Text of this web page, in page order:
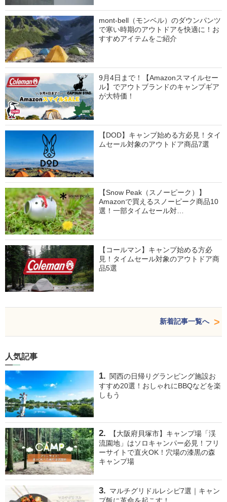
mont-bell（モンベル）のダウンパンツ
で寒い時期のアウトドアを快適に！お
すすめアイテムをご紹介
9月4日まで！【Amazonスマイルセー
ル】でアウトブランドのキャンプギア
が大特価！
【DOD】キャンプ始める方必見！タイ
ムセール対象のアウトドア商品7選
【Snow Peak（スノーピーク）】
Amazonで買えるスノーピーク商品10
選！一部タイムセール対…
【コールマン】キャンプ始める方必
見！タイムセール対象のアウトドア商
品5選
新着記事一覧へ
人気記事
関西の日帰りグランピング施設お
すすめ20選！おしゃれにBBQなどを楽
しもう
【大阪府貝塚市】キャンプ場「渓
流園地」はソロキャンパー必見！フリ
ーサイトで直火OK！穴場の漆黒の森
キャンプ場
マルチグリドルレシピ7選｜キャン